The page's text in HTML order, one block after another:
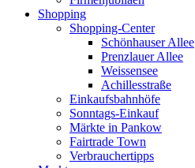
Shopping
Shopping-Center
Schönhauser Allee
Prenzlauer Allee
Weissensee
Achillesstraße
Einkaufsbahnhöfe
Sonntags-Einkauf
Märkte in Pankow
Fairtrade Town
Verbrauchertipps